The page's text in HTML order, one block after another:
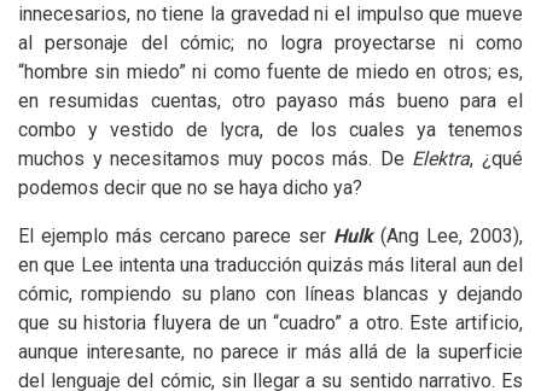
innecesarios, no tiene la gravedad ni el impulso que mueve
al personaje del cómic; no logra proyectarse ni como
“hombre sin miedo” ni como fuente de miedo en otros; es,
en resumidas cuentas, otro payaso más bueno para el
combo y vestido de lycra, de los cuales ya tenemos
muchos y necesitamos muy pocos más. De Elektra, ¿qué
podemos decir que no se haya dicho ya?
El ejemplo más cercano parece ser Hulk(Ang Lee, 2003),
en que Lee intenta una traducción quizás más literal aun del
cómic, rompiendo su plano con líneas blancas y dejando
que su historia fluyera de un “cuadro” a otro. Este artificio,
aunque interesante, no parece ir más allá de la superficie
del lenguaje del cómic, sin llegar a su sentido narrativo. Es